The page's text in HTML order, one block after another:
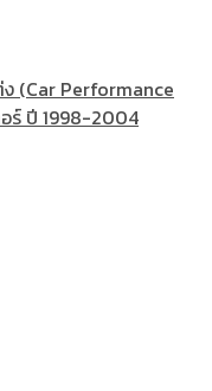
(Car Performance
ร์ ปี 1998-2004